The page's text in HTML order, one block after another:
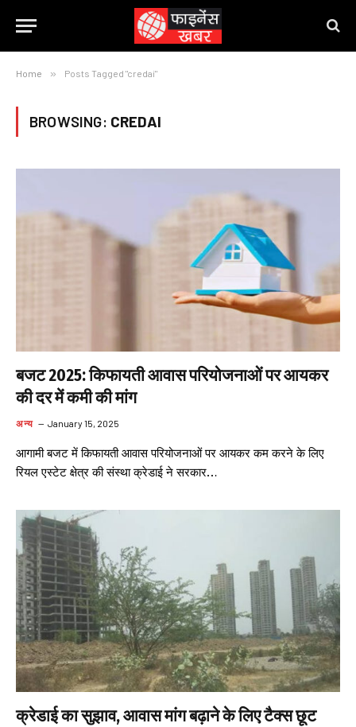
Home » Posts Tagged "credai"
BROWSING: CREDAI
बजट 2025: किफायती आवास परियोजनाओं पर आयकर
की दर में कमी की मांग
अन्य January 15, 2025
आगामी बजट में किफायती आवास परियोजनाओं पर आयकर कम करने के लिए
रियल एस्टेट क्षेत्र की संस्था क्रेडाई ने सरकार…
क्रेडाई का सुझाव, आवास मांग बढ़ाने के लिए टैक्स छूट